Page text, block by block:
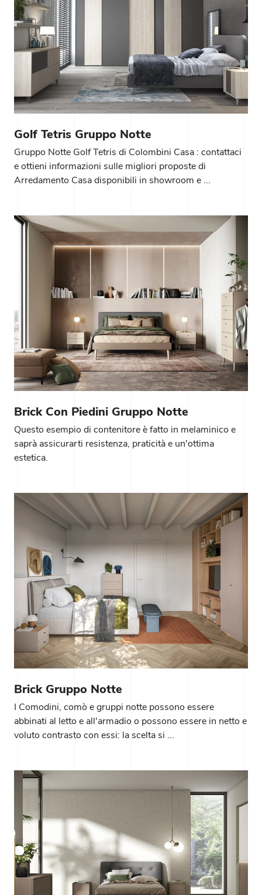
Golf Tetris Gruppo Notte
Gruppo Notte Golf Tetris di Colombini Casa : contattaci
e ottieni informazioni sulle migliori proposte di
Arredamento Casa disponibili in showroom e ...
Brick Con Piedini Gruppo Notte
Questo esempio di contenitore è fatto in melaminico e
saprà assicurarti resistenza, praticità e un'ottima
estetica.
Brick Gruppo Notte
I Comodini, comò e gruppi notte possono essere
abbinati al letto e all'armadio o possono essere in netto e
voluto contrasto con essi: la scelta si ...